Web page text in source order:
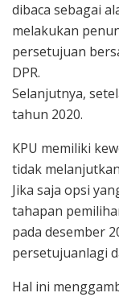
dibaca sebagai
melakukan
persetujuan
DPR.
Selanjutnya,
tahun 2020.
KPU memiliki
tidak
Jika saja opsi
tahapan
pada desember
persetujuanlagi
Hal ini